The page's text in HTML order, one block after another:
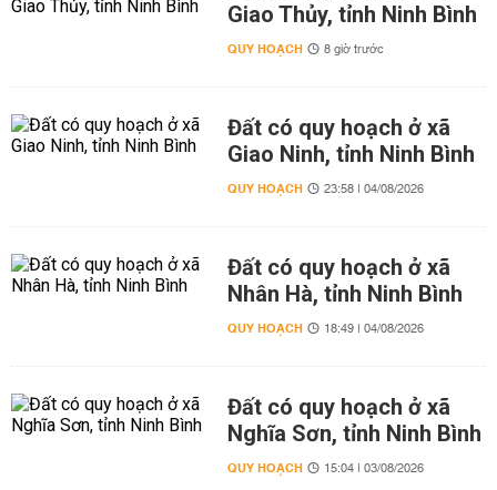
Giao Thủy, tỉnh Ninh Bình
QUY HOẠCH 8 giờ trước
Đất có quy hoạch ở xã
Giao Ninh, tỉnh Ninh Bình
QUY HOẠCH 23:58 | 04/08/2026
Đất có quy hoạch ở xã
Nhân Hà, tỉnh Ninh Bình
QUY HOẠCH 18:49 | 04/08/2026
Đất có quy hoạch ở xã
Nghĩa Sơn, tỉnh Ninh Bình
QUY HOẠCH 15:04 | 03/08/2026